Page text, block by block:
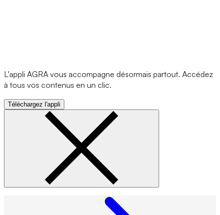
L'appli AGRA vous accompagne désormais partout. Accédez
à tous vos contenus en un clic.
Téléchargez l'appli